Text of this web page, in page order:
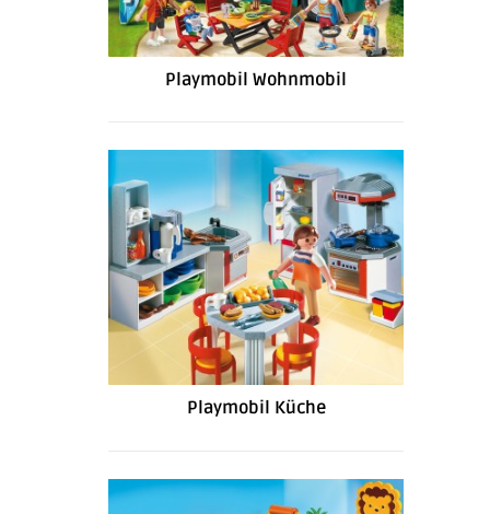
Playmobil Wohnmobil
Playmobil Küche